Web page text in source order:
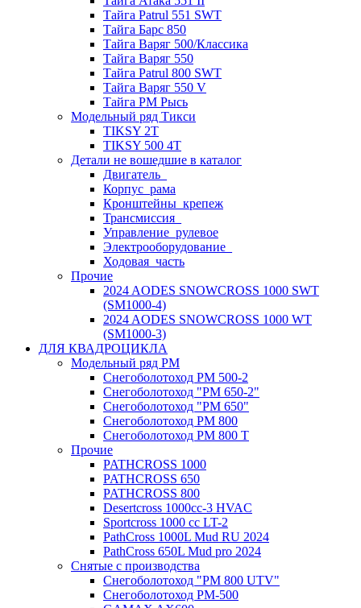
Тайга Patrul 551 SWT
Тайга Барс 850
Тайга Варяг 500/Классика
Тайга Варяг 550
Тайга Patrul 800 SWT
Тайга Варяг 550 V
Тайга РМ Рысь
Модельный ряд Тикси
TIKSY 2T
TIKSY 500 4T
Детали не вошедшие в каталог
Двигатель_
Корпус_рама
Кронштейны_крепеж
Трансмиссия_
Управление_рулевое
Электрооборудование_
Ходовая_часть
Прочие
2024 AODES SNOWCROSS 1000 SWT
(SM1000-4)
2024 AODES SNOWCROSS 1000 WT
(SM1000-3)
ДЛЯ КВАДРОЦИКЛА
Модельный ряд РМ
Снегоболотоход РМ 500-2
Снегоболотоход "РМ 650-2"
Снегоболотоход "РМ 650"
Снегоболотоход РМ 800
Снегоболотоход РМ 800 Т
Прочие
PATHCROSS 1000
PATHCROSS 650
PATHCROSS 800
Desertcross 1000cc-3 HVAC
Sportcross 1000 cc LT-2
PathCross 1000L Mud RU 2024
PathCross 650L Mud pro 2024
Снятые с производства
Снегоболотоход "РМ 800 UTV"
Снегоболотоход РМ-500